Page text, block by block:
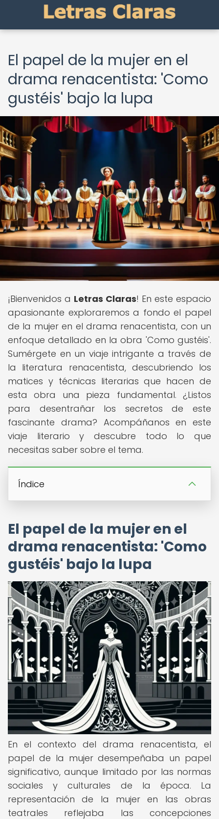
El papel de la mujer en el
drama renacentista: 'Como
gustéis' bajo la lupa
¡Bienvenidos a Letras Claras! En este espacio
apasionante exploraremos a fondo el papel
de la mujer en el drama renacentista, con un
enfoque detallado en la obra 'Como gustéis'.
Sumérgete en un viaje intrigante a través de
la literatura renacentista, descubriendo los
matices y técnicas literarias que hacen de
esta obra una pieza fundamental. ¿Listos
para desentrañar los secretos de este
fascinante drama? Acompáñanos en este
viaje literario y descubre todo lo que
necesitas saber sobre el tema.
Índice
El papel de la mujer en el
drama renacentista: 'Como
gustéis' bajo la lupa
En el contexto del drama renacentista, el
papel de la mujer desempeñaba un papel
significativo, aunque limitado por las normas
sociales y culturales de la época. La
representación de la mujer en las obras
teatrales reflejaba las concepciones